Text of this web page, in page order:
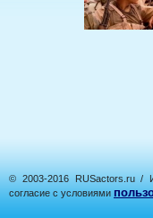
© 2003-2016 RUSactors.ru /
согласие с условиями